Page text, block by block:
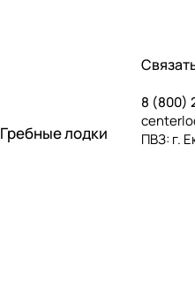
Гребные лодки
8 (800)
ПВЗ: г.